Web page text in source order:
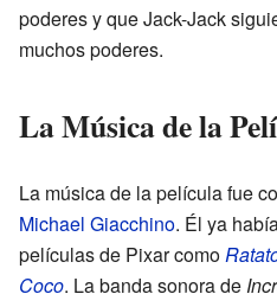
poderes y que Jack-Jack
muchos poderes.
La Música de la
La música de la película fue
Michael Giacchino. Él ya
películas de Pixar como
Coco. La banda sonora de